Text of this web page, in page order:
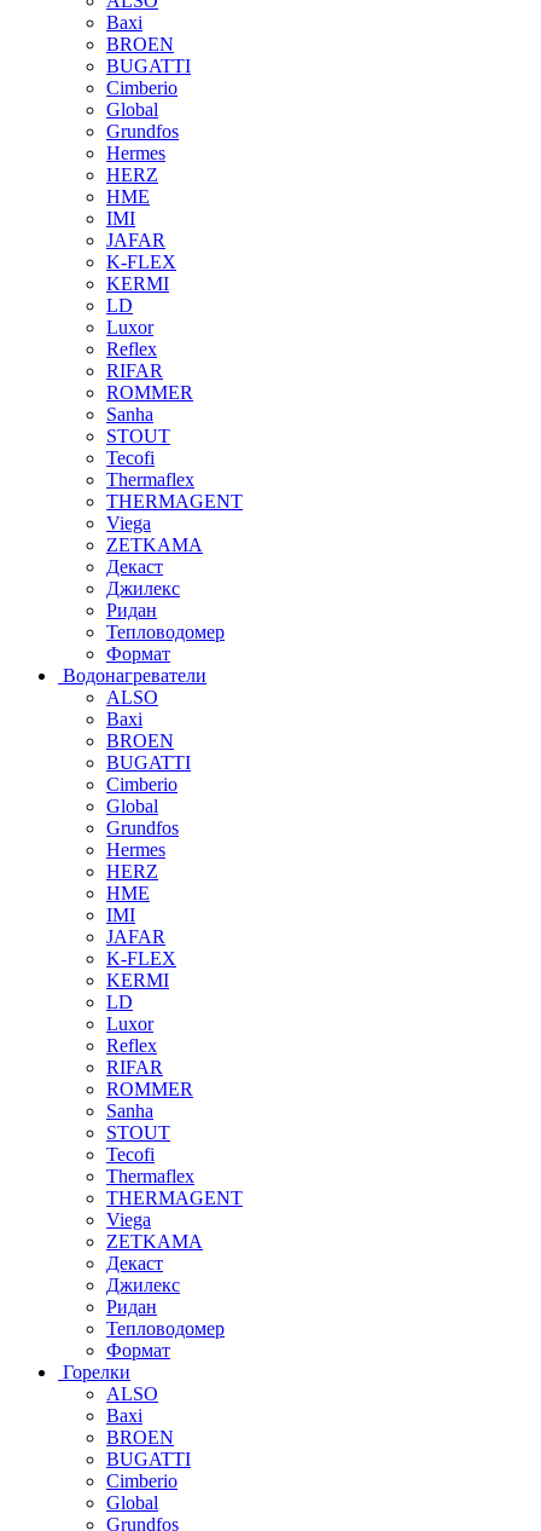
Baxi
BROEN
BUGATTI
Cimberio
Global
Grundfos
Hermes
HERZ
HME
IMI
JAFAR
K-FLEX
KERMI
LD
Luxor
Reflex
RIFAR
ROMMER
Sanha
STOUT
Tecofi
Thermaflex
THERMAGENT
Viega
ZETKAMA
Декаст
Джилекс
Ридан
Тепловодомер
Формат
Водонагреватели
ALSO
Baxi
BROEN
BUGATTI
Cimberio
Global
Grundfos
Hermes
HERZ
HME
IMI
JAFAR
K-FLEX
KERMI
LD
Luxor
Reflex
RIFAR
ROMMER
Sanha
STOUT
Tecofi
Thermaflex
THERMAGENT
Viega
ZETKAMA
Декаст
Джилекс
Ридан
Тепловодомер
Формат
Горелки
ALSO
Baxi
BROEN
BUGATTI
Cimberio
Global
Grundfos